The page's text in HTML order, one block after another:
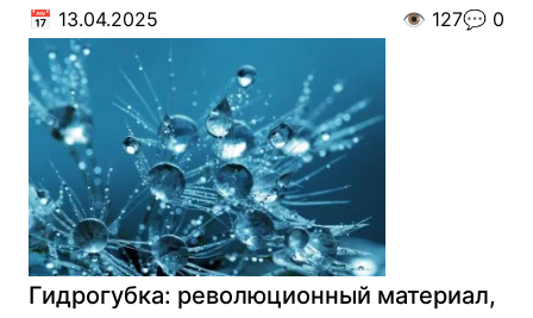
📅 13.04.2025 👁️ 127💬 0
Гидрогубка: революционный материал,